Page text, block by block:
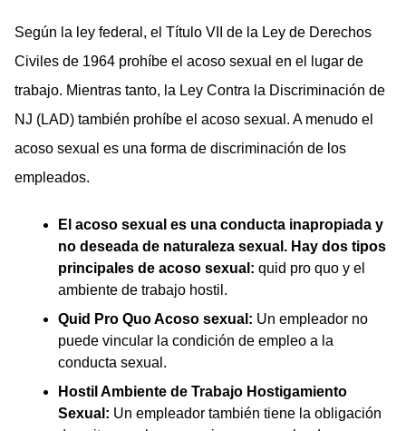
Según la ley federal, el Título VII de la Ley de Derechos
Civiles de 1964 prohíbe el acoso sexual en el lugar de
trabajo. Mientras tanto, la Ley Contra la Discriminación de
NJ (LAD) también prohíbe el acoso sexual. A menudo el
acoso sexual es una forma de discriminación de los
empleados.
El acoso sexual es una conducta inapropiada y
no deseada de naturaleza sexual. Hay dos tipos
principales de acoso sexual: quid pro quo y el
ambiente de trabajo hostil.
Quid Pro Quo Acoso sexual: Un empleador no
puede vincular la condición de empleo a la
conducta sexual.
Hostil Ambiente de Trabajo Hostigamiento
Sexual: Un empleador también tiene la obligación